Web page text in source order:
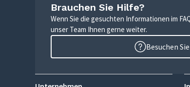
Brauchen Sie Hilfe?
Wenn Sie die gesuchten Informationen im
unser Team Ihnen gerne weiter.
Besuchen